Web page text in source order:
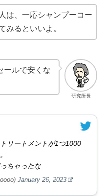
は、一応シャンプーコー
みるといいよ。
研究所長
ールで安くな
リートメントが1つ1000
ちゃったな
January 26, 2023